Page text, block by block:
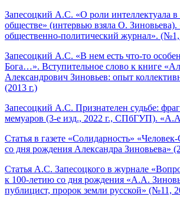
Запесоцкий А.С. «О роли интеллектуала
обществе» (интервью взяла О. Зиновьева).
общественно-политический журнал». (№1,
Запесоцкий А.С. «В нем есть что-то
Бога…». Вступительное слово к книге
Александрович Зиновьев: опыт
(2013 г.)
Запесоцкий А.С. Признателен судьбе:
мемуаров (3-е изд., 2022 г., СПбГУП).
Статья в газете «Солидарность»
со дня рождения Александра Зиновьева»
Статья А.С. Запесоцкого в журнале
к 100-летию со дня рождения «А.А.
публицист, пророк земли русской» (№11,